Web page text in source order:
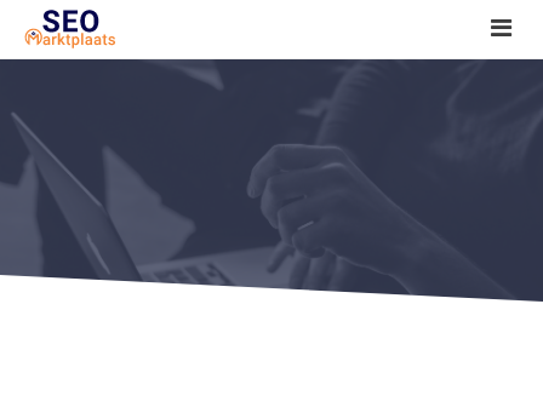
SEO tools reviews
Marketeer bij jou in de buurt?
Offerte
1. Seo voor beginners +
2. Onderzoeken +